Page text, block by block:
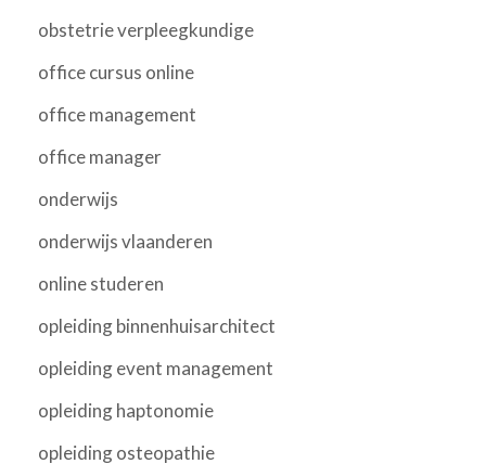
obstetrie verpleegkundige
office cursus online
office management
office manager
onderwijs
onderwijs vlaanderen
online studeren
opleiding binnenhuisarchitect
opleiding event management
opleiding haptonomie
opleiding osteopathie